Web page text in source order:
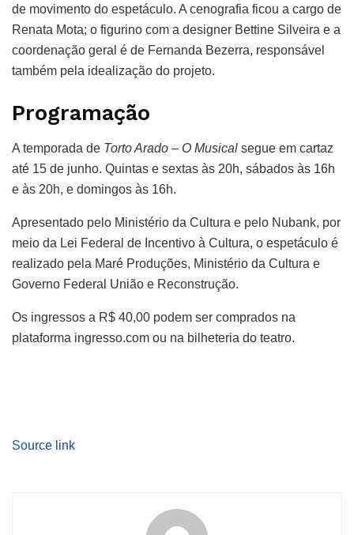
de movimento do espetáculo. A cenografia ficou a cargo de
Renata Mota; o figurino com a designer Bettine Silveira e a
coordenação geral é de Fernanda Bezerra, responsável
também pela idealização do projeto.
Programação
A temporada de Torto Arado – O Musical segue em cartaz
até 15 de junho. Quintas e sextas às 20h, sábados às 16h
e às 20h, e domingos às 16h.
Apresentado pelo Ministério da Cultura e pelo Nubank, por
meio da Lei Federal de Incentivo à Cultura, o espetáculo é
realizado pela Maré Produções, Ministério da Cultura e
Governo Federal União e Reconstrução.
Os ingressos a R$ 40,00 podem ser comprados na
plataforma ingresso.com ou na bilheteria do teatro.
Source link